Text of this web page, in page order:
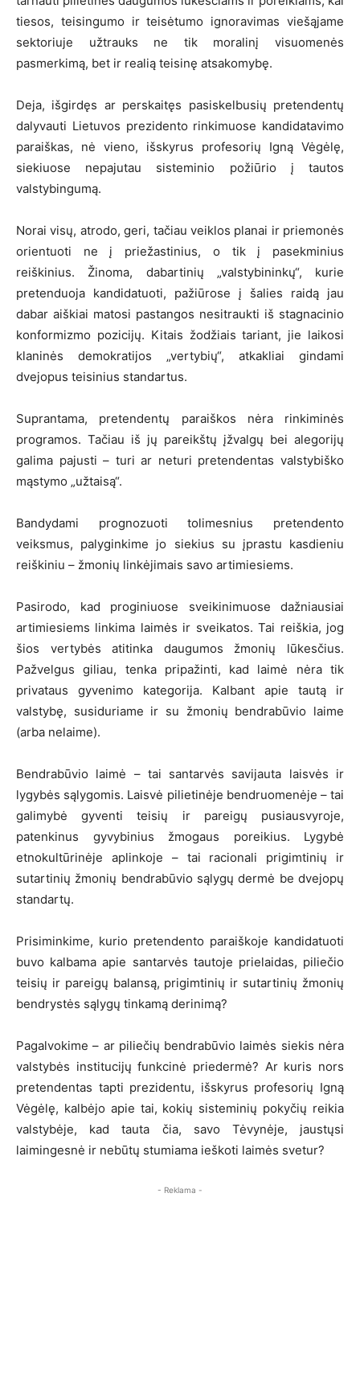
tiesos, teisingumo ir teisėtumo ignoravimas viešąjame
sektoriuje užtrauks ne tik moralinį visuomenės
pasmerkimą, bet ir realią teisinę atsakomybę.
Deja, išgirdęs ar perskaitęs pasiskelbusių pretendentų
dalyvauti Lietuvos prezidento rinkimuose kandidatavimo
paraiškas, nė vieno, išskyrus profesorių Igną Vėgėlę,
siekiuose nepajutau sisteminio požiūrio į tautos
valstybingumą.
Norai visų, atrodo, geri, tačiau veiklos planai ir priemonės
orientuoti ne į priežastinius, o tik į pasekminius
reiškinius. Žinoma, dabartinių „valstybininkų“, kurie
pretenduoja kandidatuoti, pažiūrose į šalies raidą jau
dabar aiškiai matosi pastangos nesitraukti iš stagnacinio
konformizmo pozicijų. Kitais žodžiais tariant, jie laikosi
klaninės demokratijos „vertybių“, atkakliai gindami
dvejopus teisinius standartus.
Suprantama, pretendentų paraiškos nėra rinkiminės
programos. Tačiau iš jų pareikštų įžvalgų bei alegorijų
galima pajusti – turi ar neturi pretendentas valstybiško
mąstymo „užtaisą“.
Bandydami prognozuoti tolimesnius pretendento
veiksmus, palyginkime jo siekius su įprastu kasdieniu
reiškiniu – žmonių linkėjimais savo artimiesiems.
Pasirodo, kad proginiuose sveikinimuose dažniausiai
artimiesiems linkima laimės ir sveikatos. Tai reiškia, jog
šios vertybės atitinka daugumos žmonių lūkesčius.
Pažvelgus giliau, tenka pripažinti, kad laimė nėra tik
privataus gyvenimo kategorija. Kalbant apie tautą ir
valstybę, susiduriame ir su žmonių bendrabūvio laime
(arba nelaime).
Bendrabūvio laimė – tai santarvės savijauta laisvės ir
lygybės sąlygomis. Laisvė pilietinėje bendruomenėje – tai
galimybė gyventi teisių ir pareigų pusiausvyroje,
patenkinus gyvybinius žmogaus poreikius. Lygybė
etnokultūrinėje aplinkoje – tai racionali prigimtinių ir
sutartinių žmonių bendrabūvio sąlygų dermė be dvejopų
standartų.
Prisiminkime, kurio pretendento paraiškoje kandidatuoti
buvo kalbama apie santarvės tautoje prielaidas, piliečio
teisių ir pareigų balansą, prigimtinių ir sutartinių žmonių
bendrystės sąlygų tinkamą derinimą?
Pagalvokime – ar piliečių bendrabūvio laimės siekis nėra
valstybės institucijų funkcinė priedermė? Ar kuris nors
pretendentas tapti prezidentu, išskyrus profesorių Igną
Vėgėlę, kalbėjo apie tai, kokių sisteminių pokyčių reikia
valstybėje, kad tauta čia, savo Tėvynėje, jaustųsi
laimingesnė ir nebūtų stumiama ieškoti laimės svetur?
- Reklama -